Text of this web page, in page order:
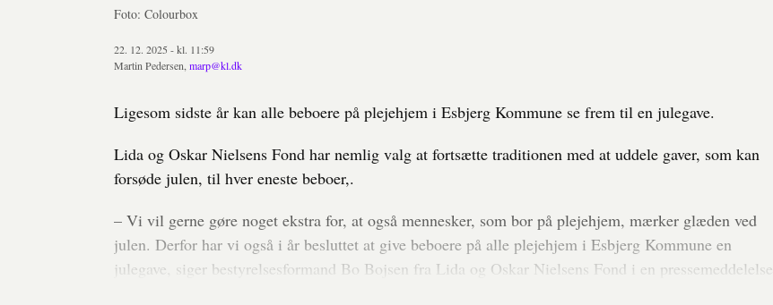
Foto: Colourbox
22. 12. 2025 - kl. 11:59
Martin Pedersen, marp@kl.dk
Ligesom sidste år kan alle beboere på plejehjem i Esbjerg Kommune se frem til en julegave.
Lida og Oskar Nielsens Fond har nemlig valg at fortsætte traditionen med at uddele gaver, som kan
forsøde julen, til hver eneste beboer,.
– Vi vil gerne gøre noget ekstra for, at også mennesker, som bor på plejehjem, mærker glæden ved
julen. Derfor har vi også i år besluttet at give beboere på alle plejehjem i Esbjerg Kommune en
julegave, siger bestyrelsesformand Bo Bojsen fra Lida og Oskar Nielsens Fond i en pressemeddelelse.